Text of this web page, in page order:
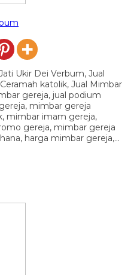
Ukir Dei Verbum, Jual
katolik, Jual Mimbar
gereja, jual podium
mimbar gereja
mimbar imam gereja,
gereja, mimbar gereja
harga mimbar gereja,…